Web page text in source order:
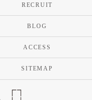
RECRUIT
BLOG
ACCESS
SITEMAP